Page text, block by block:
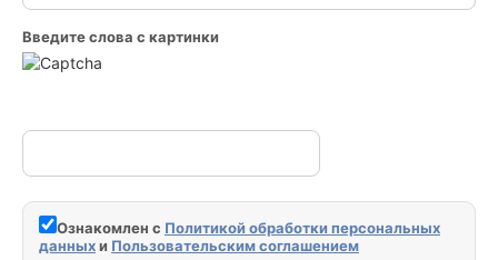
Введите слова с картинки
Ознакомлен с Политикой обработки персональных
данныхи Пользовательским соглашением